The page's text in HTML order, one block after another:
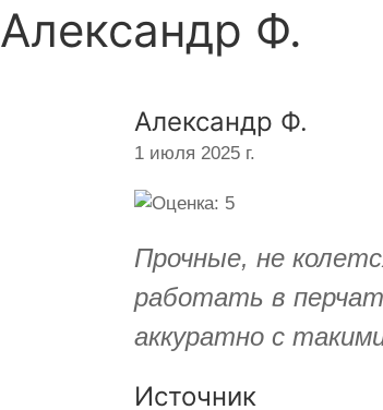
Александр Ф.
Александр Ф.
1 июля 2025 г.
Прочные, не
работать в
аккуратно с
Источник